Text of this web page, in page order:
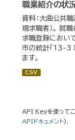
職業紹介の状
資料：大曲公共
規求職者）。 就
求職登録におい
市の統計「13-3
ます。
CSV
API Keyを使ってこ
APIドキュメント).